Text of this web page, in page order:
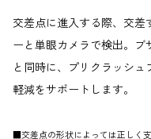
交差点に進入する際、交
ーと単眼カメラで検出。ブ
と同時に、プリクラッシ
軽減をサポートします。
■交差点の形状によっては正しく